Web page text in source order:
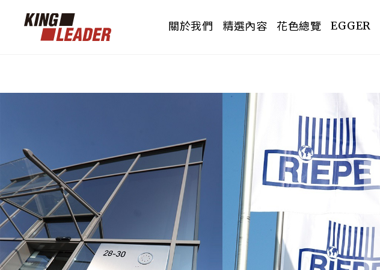
關於我們 精選內容 花色總覽
品項搭配，使產品發揮最大效益的呈現。
EGGER
品項搭配，使產品發揮最大效益的呈現。
PREV
品項搭配，使產品發揮最大效益的呈現。